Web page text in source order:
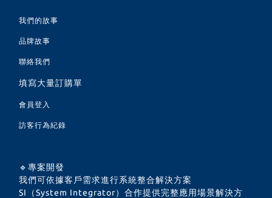
我們的故事
品牌故事
聯絡我們
填寫大量訂購單
會員登入
訪客行為紀錄
🔹專案開發
我們可依據客戶需求進行系統整合解決方案
SI（System Integrator）合作提供完整應用場景解決方